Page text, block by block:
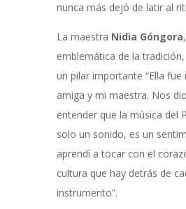
nunca más dejó de latir al
La maestra Nidia Góngora
emblemática de la
un pilar importante “Ella
amiga y mi maestra. Nos
entender que la música del
solo un sonido, es un
aprendí a tocar con el
cultura que hay detrás de
instrumento”.